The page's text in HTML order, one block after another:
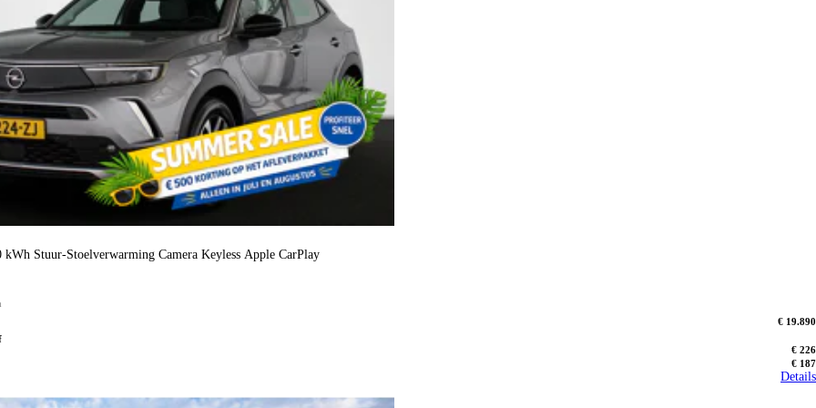
Stuur-Stoelverwarming Camera Keyless Apple CarPlay
€ 19.890
€ 226
€ 187
Details